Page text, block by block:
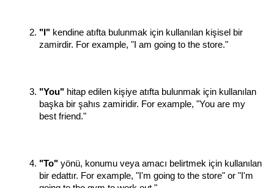
"I" kendine atıfta bulunmak için kullanılan kişisel bir
zamirdir. For example, "I am going to the store."
"You" hitap edilen kişiye atıfta bulunmak için kullanılan
başka bir şahıs zamiridir. For example, "You are my
best friend."
"To" yönü, konumu veya amacı belirtmek için kullanılan
bir edattır. For example, "I'm going to the store" or "I'm